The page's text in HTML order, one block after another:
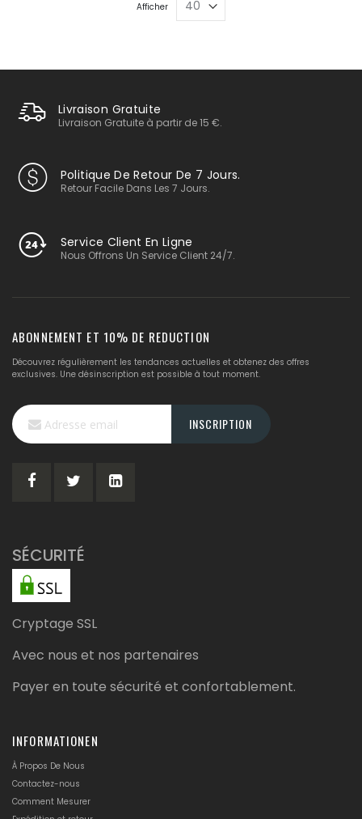
Afficher
Livraison Gratuite
Livraison Gratuite à partir de 15 €.
Politique De Retour De 7 Jours.
Retour Facile Dans Les 7 Jours.
Service Client En Ligne
Nous Offrons Un Service Client 24/7.
ABONNEMENT ET 10% DE REDUCTION
Découvrez régulièrement les tendances actuelles et obtenez des offres
exclusives. Une désinscription est possible à tout moment.
Inscription
à
notre
lettre
INSCRIPTION
SÉCURITÉ
Cryptage SSL
Avec nous et nos partenaires
Payer en toute sécurité et confortablement.
INFORMATIONEN
À Propos De Nous
Contactez-nous
Comment Mesurer